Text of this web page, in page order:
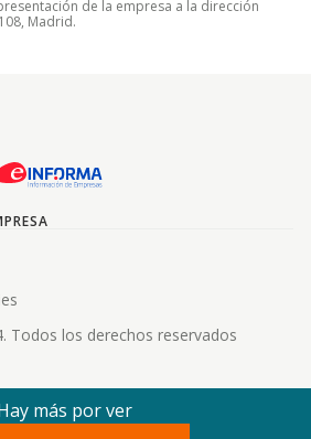
de la empresa a la dirección
Madrid.
Todos los derechos reservados
más por ver